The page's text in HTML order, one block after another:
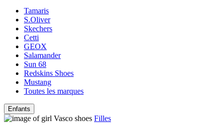
Tamaris
S.Oliver
Skechers
Cetti
GEOX
Salamander
Sun 68
Redskins Shoes
Mustang
Toutes les marques
Enfants
Filles